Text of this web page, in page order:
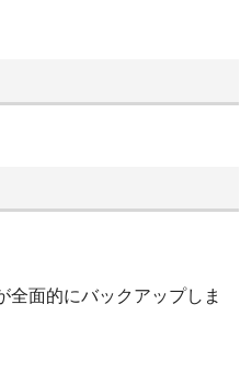
面的にバックアップしま